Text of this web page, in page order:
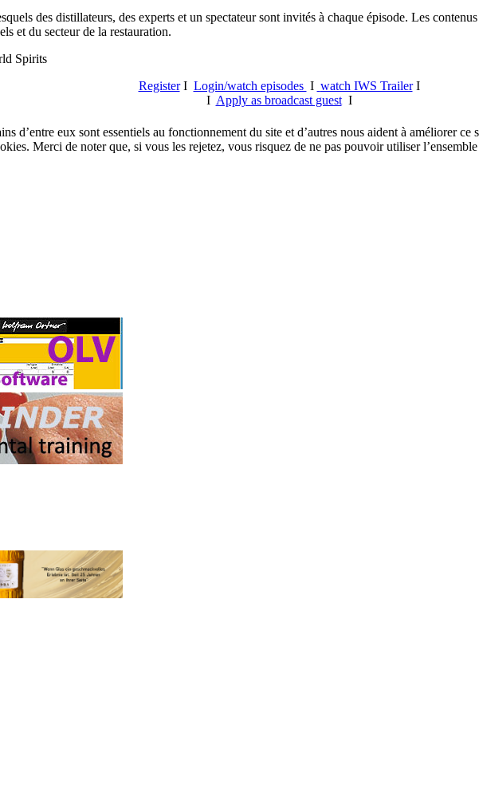
des distillateurs, des experts et un spectateur sont invités à chaque épisode. Les
et du secteur de la restauration.
Spirits
RegisterI Login/watch episodes I watch IWS TrailerI
I Apply as broadcast guestI
d’entre eux sont essentiels au fonctionnement du site et d’autres nous aident à améliorer
Merci de noter que, si vous les rejetez, vous risquez de ne pas pouvoir utiliser